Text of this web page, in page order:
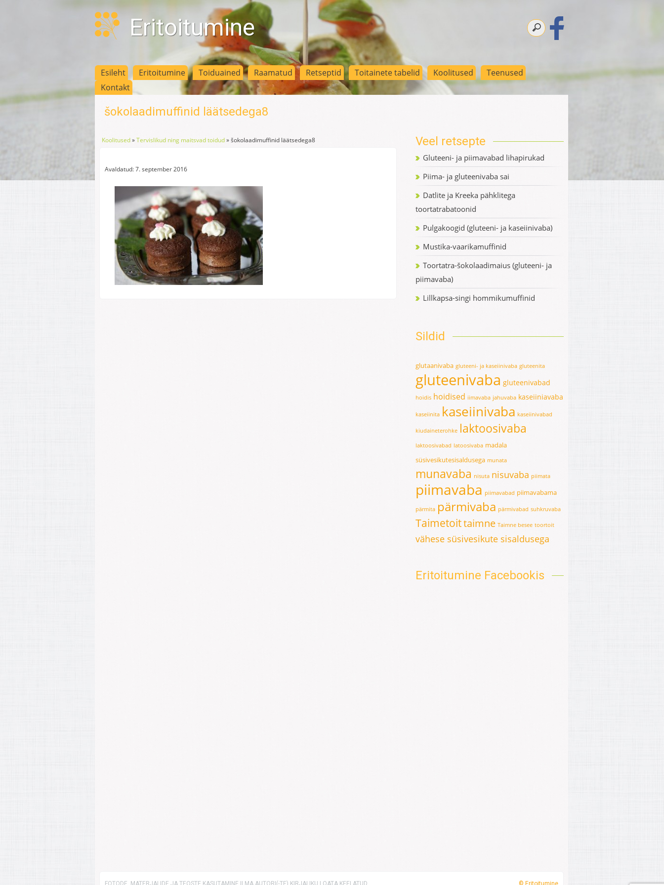
Eritoitumine
Esileht Eritoitumine Toiduained Raamatud Retseptid Toitainete tabelid Koolitused
Teenused
Kontakt
šokolaadimuffinid läätsedega8
Koolitused»Tervislikud ning maitsvad toidud»šokolaadimuffinid läätsedega8
Avaldatud: 7. september 2016
Veel retsepte
Gluteeni- ja piimavabad lihapirukad
Piima- ja gluteenivaba sai
Datlite ja Kreeka pähklitega
toortatrabatoonid
Pulgakoogid (gluteeni- ja kaseiinivaba)
Mustika-vaarikamuffinid
Toortatra-šokolaadimaius (gluteeni- ja
piimavaba)
Lillkapsa-singi hommikumuffinid
Sildid
glutaanivaba gluteeni- ja kaseiinivaba gluteenita
gluteenivaba gluteenivabad
hoidis hoidised iimavaba jahuvaba kaseiiniavaba
kaseiinita kaseiinivaba kaseiinivabad
kiudaineterohke laktoosivaba
laktoosivabad latoosivaba madala
süsivesikutesisaldusega munata
munavaba nisuta nisuvaba piimata
piimavaba piimavabad piimavabama
pärmita pärmivaba pärmivabad suhkruvaba
Taimetoittaimne Taimne besee toortoit
vähese süsivesikute sisaldusega
Eritoitumine Facebookis
FOTODE, MATERJALIDE JA TEOSTE KASUTAMINE ILMA AUTORI(-TE) KIRJALIKU LOATA KEELATUD © Eritoitumine